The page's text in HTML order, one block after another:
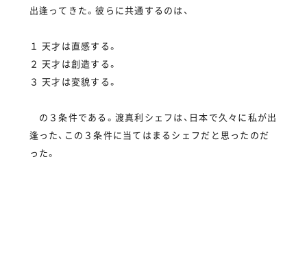
出逢ってきた。彼らに共通するのは、
１ 天才は直感する。
２ 天才は創造する。
３ 天才は変貌する。
の３条件である。渡真利シェフは、日本で久々に私が出
逢った、この３条件に当てはまるシェフだと思ったのだ
った。